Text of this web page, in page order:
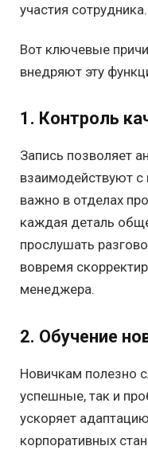
участия сотрудника.
Вот ключевые
внедряют эту
1. Контроль
Запись позволяет
взаимодействуют с
важно в отделах
каждая деталь
прослушать
вовремя
менеджера.
2. Обучение
Новичкам полезно
успешные, так и
ускоряет
корпоративных